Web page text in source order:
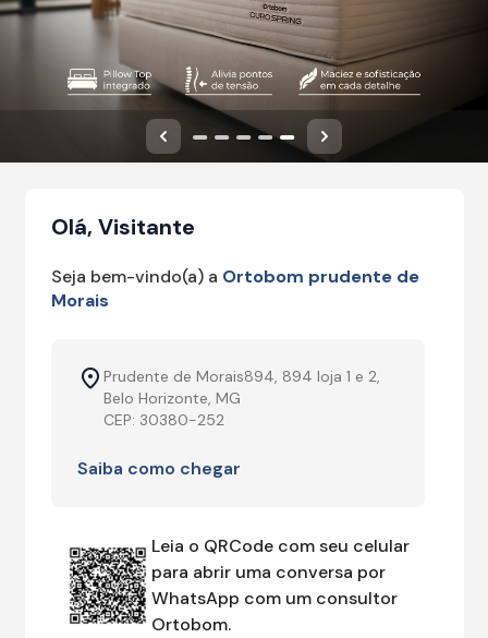
Anterior Próximo
Olá, Visitante
Seja bem-vindo(a) a Ortobom prudente de
Morais
Prudente de Morais894, 894 loja 1 e 2,
Belo Horizonte, MG
CEP: 30380-252
Saiba como chegar
Leia o QRCode com seu celular
para abrir uma conversa por
WhatsApp com um consultor
Ortobom.